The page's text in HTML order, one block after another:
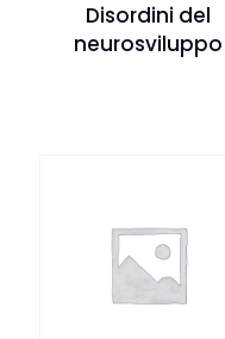
Disordini del
neurosviluppo